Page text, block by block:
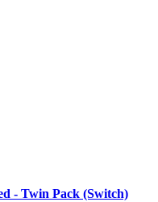
- Twin Pack (Switch)